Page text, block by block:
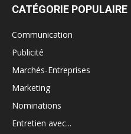
CATÉGORIE POPULAIRE
Communication
Publicité
Marchés-Entreprises
Marketing
Nominations
Entretien avec...